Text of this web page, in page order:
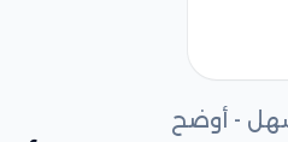
- أوضح